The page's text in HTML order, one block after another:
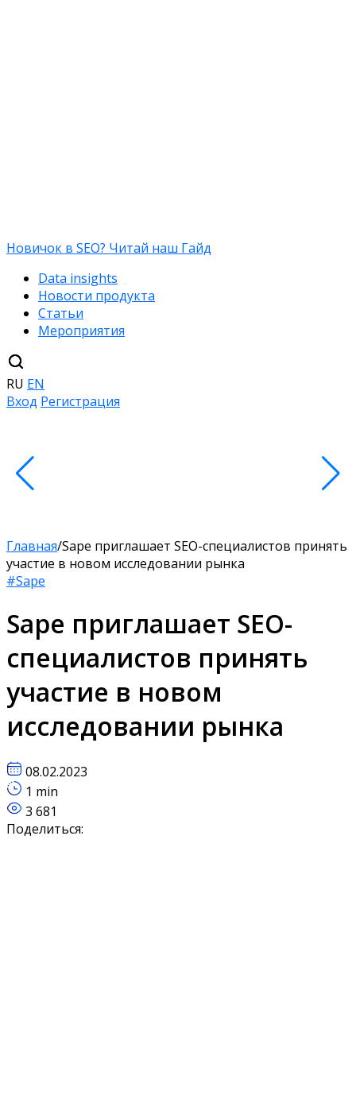
Новичок в SEO? Читай наш Гайд
Data insights
Новости продукта
Статьи
Мероприятия
RU EN
Вход Регистрация
Главная/Sape приглашает SEO-специалистов принять
участие в новом исследовании рынка
#Sape
Sape приглашает SEO-
специалистов принять
участие в новом
исследовании рынка
08.02.2023
1 min
3 681
Поделиться: